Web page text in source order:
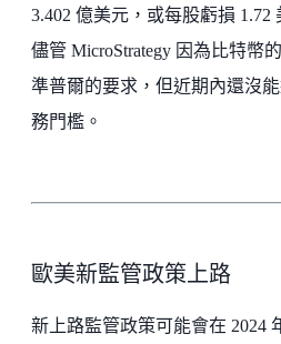
3.402 億美元，或每股虧損
儘管 MicroStrategy 因為比特幣
準普爾的要求，但近期內還沒
務門檻。
歐美新監管政策上路
新上路監管政策可能會在 2024